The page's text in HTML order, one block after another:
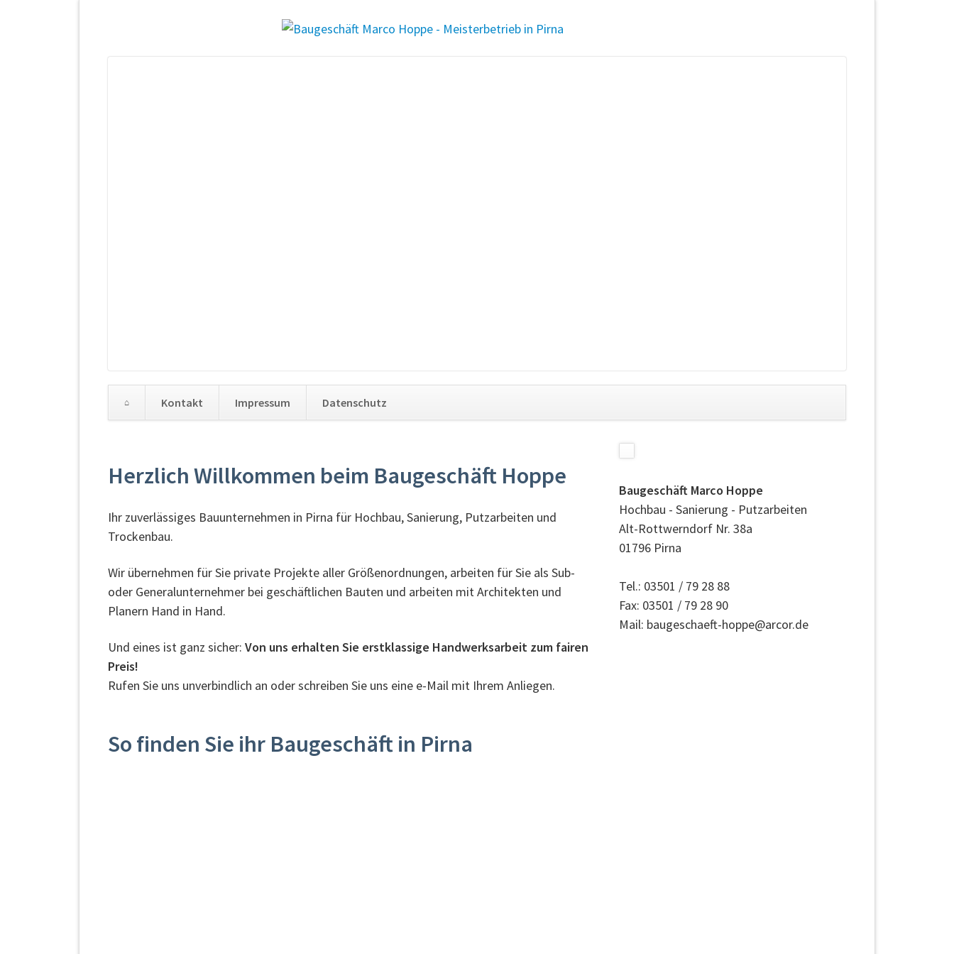
überspringen
Kontakt Impressum Datenschutz
Herzlich Willkommen beim Baugeschäft Hoppe
Ihr zuverlässiges Bauunternehmen in Pirna für Hochbau, Sanierung, Putzarbeiten und
Trockenbau.
Wir übernehmen für Sie private Projekte aller Größenordnungen, arbeiten für Sie als Sub-
oder Generalunternehmer bei geschäftlichen Bauten und arbeiten mit Architekten und
Planern Hand in Hand.
Und eines ist ganz sicher: Von uns erhalten Sie erstklassige Handwerksarbeit zum fairen
Preis!
Rufen Sie uns unverbindlich an oder schreiben Sie uns eine e-Mail mit Ihrem Anliegen.
Baugeschäft Marco Hoppe
Hochbau - Sanierung - Putzarbeiten
Alt-Rottwerndorf Nr. 38a
01796 Pirna
Tel.: 03501 / 79 28 88
Fax: 03501 / 79 28 90
Mail: baugeschaeft-hoppe@arcor.de
So finden Sie ihr Baugeschäft in Pirna